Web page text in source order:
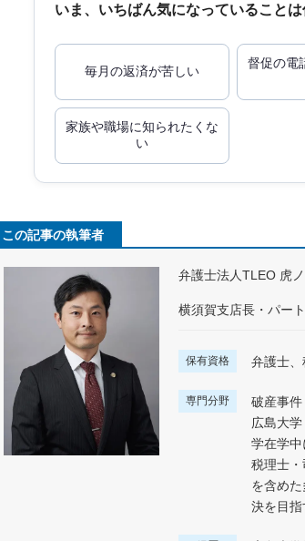
いま、いちばん気になっていることは
毎月の返済が苦しい
督促の電
家族や職場に知られたくな
い
この記事の執筆者
弁護士法人TLEO 虎
横須賀支店長・パー
保有資格 弁護士
専門分野
破産事
広島大
学在学中
税理士
を含め
決を目指